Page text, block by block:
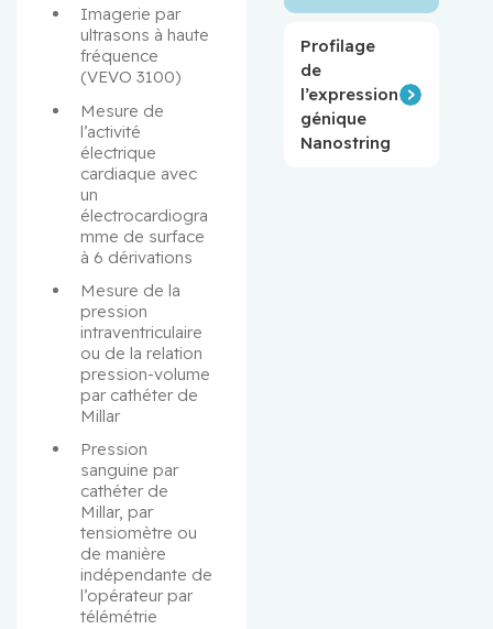
Imagerie par
ultrasons à haute
fréquence
(VEVO 3100)
Mesure de
l’activité
électrique
cardiaque avec
un
électrocardiogra
mme de surface
à 6 dérivations
Mesure de la
pression
intraventriculaire
ou de la relation
pression-volume
par cathéter de
Millar
Pression
sanguine par
cathéter de
Millar, par
tensiomètre ou
de manière
indépendante de
l’opérateur par
télémétrie
Profilage
de
l’expression
génique
Nanostring